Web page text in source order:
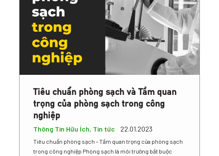
Tiêu chuẩn phòng sạch và Tầm quan
trọng của phòng sạch trong công
nghiệp
Thông Tin Hữu Ích, Tin tức 22.01.2023
Tiêu chuẩn phòng sạch – Tầm quan trọng của phòng sạch
trong công nghiệp Phòng sạch là môi trường bắt buộc